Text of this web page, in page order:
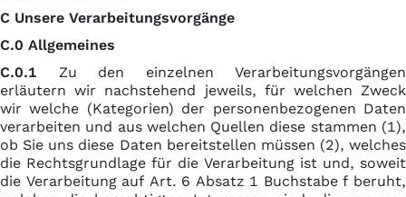
C Unsere Verarbeitungsvorgänge
C.0 Allgemeines
C.0.1 Zu den einzelnen Verarbeitungsvorgängen
erläutern wir nachstehend jeweils, für welchen Zweck
wir welche (Kategorien) der personenbezogenen Daten
verarbeiten und aus welchen Quellen diese stammen (1),
ob Sie uns diese Daten bereitstellen müssen (2), welches
die Rechtsgrundlage für die Verarbeitung ist und, soweit
die Verarbeitung auf Art. 6 Absatz 1 Buchstabe f beruht,